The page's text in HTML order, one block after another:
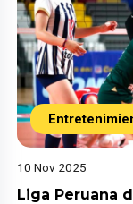
10 Nov 2025
Liga Peruana